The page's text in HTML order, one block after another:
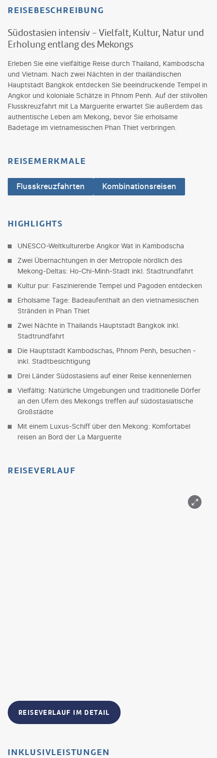
REISEBESCHREIBUNG
Südostasien intensiv - Vielfalt, Kultur, Natur und
Erholung entlang des Mekongs
Erleben Sie eine vielfältige Reise durch Thailand, Kambodscha
und Vietnam. Nach zwei Nächten in der thailändischen
Hauptstadt Bangkok entdecken Sie beeindruckende Tempel in
Angkor und koloniale Schätze in Phnom Penh. Auf der stilvollen
Flusskreuzfahrt mit La Marguerite erwartet Sie außerdem das
authentische Leben am Mekong, bevor Sie erholsame
Badetage im vietnamesischen Phan Thiet verbringen.
REISEMERKMALE
Flusskreuzfahrten Kombinationsreisen
HIGHLIGHTS
UNESCO-Weltkulturerbe Angkor Wat in Kambodscha
Zwei Übernachtungen in der Metropole nördlich des
Mekong-Deltas: Ho-Chi-Minh-Stadt inkl. Stadtrundfahrt
Kultur pur: Faszinierende Tempel und Pagoden entdecken
Erholsame Tage: Badeaufenthalt an den vietnamesischen
Stränden in Phan Thiet
Zwei Nächte in Thailands Hauptstadt Bangkok inkl.
Stadtrundfahrt
Die Hauptstadt Kambodschas, Phnom Penh, besuchen -
inkl. Stadtbesichtigung
Drei Länder Südostasiens auf einer Reise kennenlernen
Vielfältig: Natürliche Umgebungen und traditionelle Dörfer
an den Ufern des Mekongs treffen auf südostasiatische
Großstädte
Mit einem Luxus-Schiff über den Mekong: Komfortabel
reisen an Bord der La Marguerite
REISEVERLAUF
REISEVERLAUF IM DETAIL
INKLUSIVLEISTUNGEN